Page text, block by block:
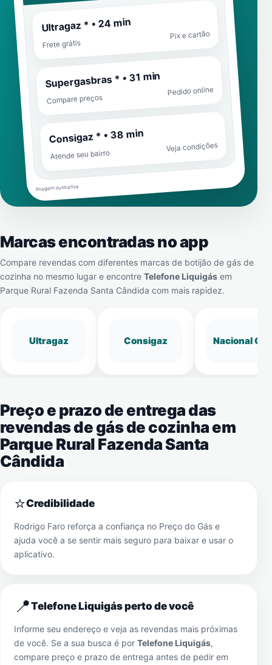
Ultragaz * • 24 min
Frete grátis
Pix e cartão
Supergasbras * • 31 min
Compare preços
Pedido online
Consigaz * • 38 min
Atende seu bairro
Veja condições
Imagem ilustrativa
Marcas encontradas no app
Compare revendas com diferentes marcas de botijão de gás de
cozinha no mesmo lugar e encontre Telefone Liquigás em
Parque Rural Fazenda Santa Cândida com mais rapidez.
Ultragaz Consigaz Nacional Gás
Preço e prazo de entrega das
revendas de gás de cozinha em
Parque Rural Fazenda Santa
Cândida
⭐Credibilidade
Rodrigo Faro reforça a confiança no Preço do Gás e
ajuda você a se sentir mais seguro para baixar e usar o
aplicativo.
📍Telefone Liquigás perto de você
Informe seu endereço e veja as revendas mais próximas
de você. Se a sua busca é por Telefone Liquigás,
compare preço e prazo de entrega antes de pedir em